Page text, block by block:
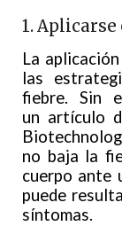
1.
La
las
fiebre. Sin
un artículo
no baja la
cuerpo ante
puede
síntomas.